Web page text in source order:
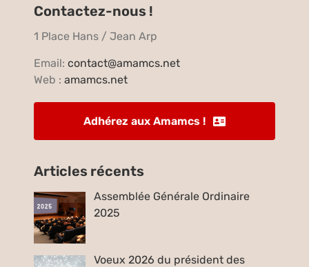
Contactez-nous !
1 Place Hans / Jean Arp
Email:contact@amamcs.net
Web :amamcs.net
Adhérez aux Amamcs !
Articles récents
Assemblée Générale Ordinaire
2025
Voeux 2026 du président des